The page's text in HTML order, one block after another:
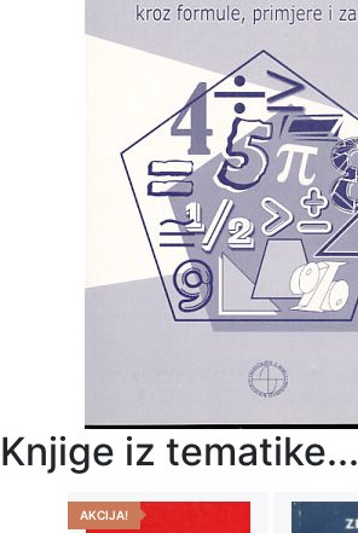
Knjige iz tematike...
AKCIJA!